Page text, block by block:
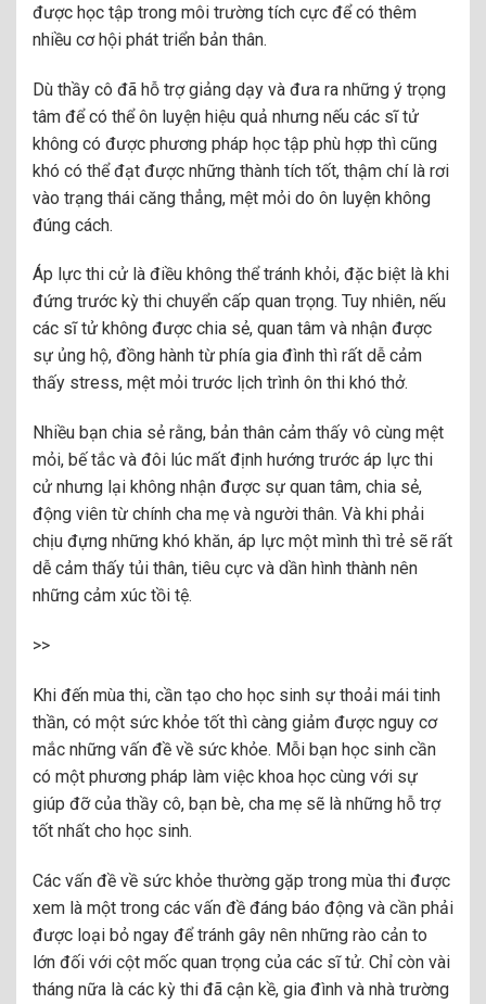
được học tập trong môi trường tích cực để có thêm
nhiều cơ hội phát triển bản thân.
Dù thầy cô đã hỗ trợ giảng dạy và đưa ra những ý trọng
tâm để có thể ôn luyện hiệu quả nhưng nếu các sĩ tử
không có được phương pháp học tập phù hợp thì cũng
khó có thể đạt được những thành tích tốt, thậm chí là rơi
vào trạng thái căng thẳng, mệt mỏi do ôn luyện không
đúng cách.
Áp lực thi cử là điều không thể tránh khỏi, đặc biệt là khi
đứng trước kỳ thi chuyển cấp quan trọng. Tuy nhiên, nếu
các sĩ tử không được chia sẻ, quan tâm và nhận được
sự ủng hộ, đồng hành từ phía gia đình thì rất dễ cảm
thấy stress, mệt mỏi trước lịch trình ôn thi khó thở.
Nhiều bạn chia sẻ rằng, bản thân cảm thấy vô cùng mệt
mỏi, bế tắc và đôi lúc mất định hướng trước áp lực thi
cử nhưng lại không nhận được sự quan tâm, chia sẻ,
động viên từ chính cha mẹ và người thân. Và khi phải
chịu đựng những khó khăn, áp lực một mình thì trẻ sẽ rất
dễ cảm thấy tủi thân, tiêu cực và dần hình thành nên
những cảm xúc tồi tệ.
>>
Khi đến mùa thi, cần tạo cho học sinh sự thoải mái tinh
thần, có một sức khỏe tốt thì càng giảm được nguy cơ
mắc những vấn đề về sức khỏe. Mỗi bạn học sinh cần
có một phương pháp làm việc khoa học cùng với sự
giúp đỡ của thầy cô, bạn bè, cha mẹ sẽ là những hỗ trợ
tốt nhất cho học sinh.
Các vấn đề về sức khỏe thường gặp trong mùa thi được
xem là một trong các vấn đề đáng báo động và cần phải
được loại bỏ ngay để tránh gây nên những rào cản to
lớn đối với cột mốc quan trọng của các sĩ tử. Chỉ còn vài
tháng nữa là các kỳ thi đã cận kề, gia đình và nhà trường